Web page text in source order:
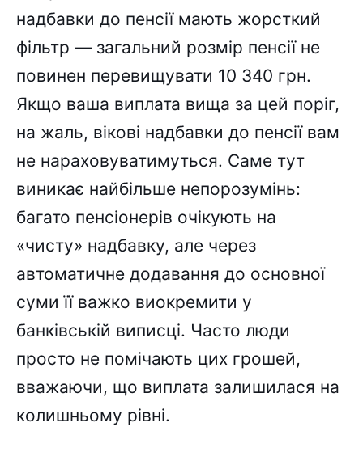
надбавки до пенсії мають жорсткий
фільтр — загальний розмір пенсії не
повинен перевищувати 10 340 грн.
Якщо ваша виплата вища за цей поріг,
на жаль, вікові надбавки до пенсії вам
не нараховуватимуться. Саме тут
виникає найбільше непорозумінь:
багато пенсіонерів очікують на
«чисту» надбавку, але через
автоматичне додавання до основної
суми її важко виокремити у
банківській виписці. Часто люди
просто не помічають цих грошей,
вважаючи, що виплата залишилася на
колишньому рівні.